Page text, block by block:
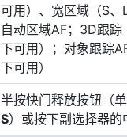
可用）、宽区域（S、
自动区域AF；3D跟
下可用）；对象跟踪
下可用）
半按快门释放按钮（
S）或按下副选择器的